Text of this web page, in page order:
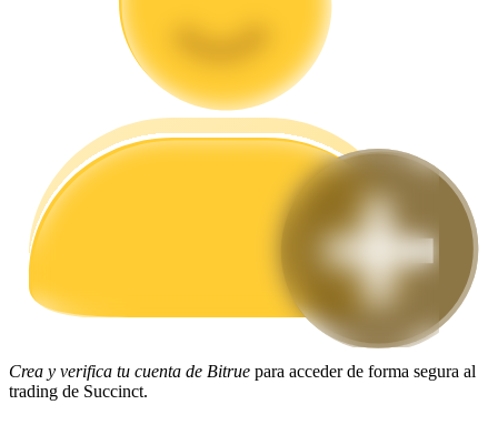
Estrategias comerciales
Aprenda cómo mantenerse rentable
Earn
Crea y verifica tu cuenta de Bitrue para acceder de forma segura al
trading de Succinct.